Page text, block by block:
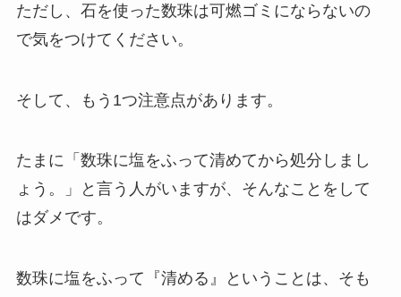
ただし、石を使った数珠は可燃ゴミにならないの
で気をつけてください。
そして、もう1つ注意点があります。
たまに「数珠に塩をふって清めてから処分しまし
ょう。」と言う人がいますが、そんなことをして
はダメです。
数珠に塩をふって『清める』ということは、そも